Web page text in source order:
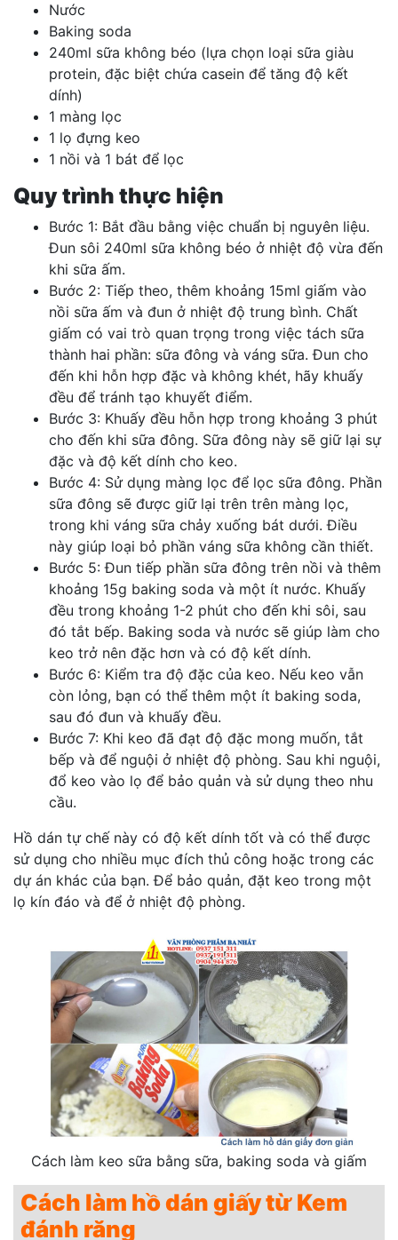
Nước
Baking soda
240ml sữa không béo (lựa chọn loại sữa giàu
protein, đặc biệt chứa casein để tăng độ kết
dính)
1 màng lọc
1 lọ đựng keo
1 nồi và 1 bát để lọc
Quy trình thực hiện
Bước 1: Bắt đầu bằng việc chuẩn bị nguyên liệu.
Đun sôi 240ml sữa không béo ở nhiệt độ vừa đến
khi sữa ấm.
Bước 2: Tiếp theo, thêm khoảng 15ml giấm vào
nồi sữa ấm và đun ở nhiệt độ trung bình. Chất
giấm có vai trò quan trọng trong việc tách sữa
thành hai phần: sữa đông và váng sữa. Đun cho
đến khi hỗn hợp đặc và không khét, hãy khuấy
đều để tránh tạo khuyết điểm.
Bước 3: Khuấy đều hỗn hợp trong khoảng 3 phút
cho đến khi sữa đông. Sữa đông này sẽ giữ lại sự
đặc và độ kết dính cho keo.
Bước 4: Sử dụng màng lọc để lọc sữa đông. Phần
sữa đông sẽ được giữ lại trên trên màng lọc,
trong khi váng sữa chảy xuống bát dưới. Điều
này giúp loại bỏ phần váng sữa không cần thiết.
Bước 5: Đun tiếp phần sữa đông trên nồi và thêm
khoảng 15g baking soda và một ít nước. Khuấy
đều trong khoảng 1-2 phút cho đến khi sôi, sau
đó tắt bếp. Baking soda và nước sẽ giúp làm cho
keo trở nên đặc hơn và có độ kết dính.
Bước 6: Kiểm tra độ đặc của keo. Nếu keo vẫn
còn lỏng, bạn có thể thêm một ít baking soda,
sau đó đun và khuấy đều.
Bước 7: Khi keo đã đạt độ đặc mong muốn, tắt
bếp và để nguội ở nhiệt độ phòng. Sau khi nguội,
đổ keo vào lọ để bảo quản và sử dụng theo nhu
cầu.
Hồ dán tự chế này có độ kết dính tốt và có thể được
sử dụng cho nhiều mục đích thủ công hoặc trong các
dự án khác của bạn. Để bảo quản, đặt keo trong một
lọ kín đáo và để ở nhiệt độ phòng.
Cách làm keo sữa bằng sữa, baking soda và giấm
Cách làm hồ dán giấy từ Kem
đánh răng